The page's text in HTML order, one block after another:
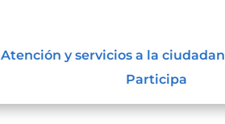
Atención y servicios a la
Participa